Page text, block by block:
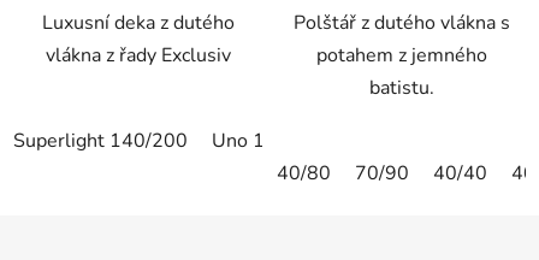
Luxusní deka z dutého
vlákna z řady Exclusiv
Superlight 140/200 Uno 140/200
Polštář z dutého vlákna s
potahem z jemného
batistu.
40/80 70/90 40/40